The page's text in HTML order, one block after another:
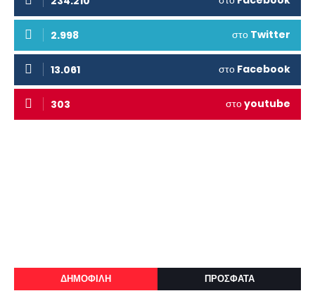
2.998 στο Twitter
13.061 στο Facebook
303 στοyoutube
ΔΗΜΟΦΙΛΗ ΠΡΟΣΦΑΤΑ